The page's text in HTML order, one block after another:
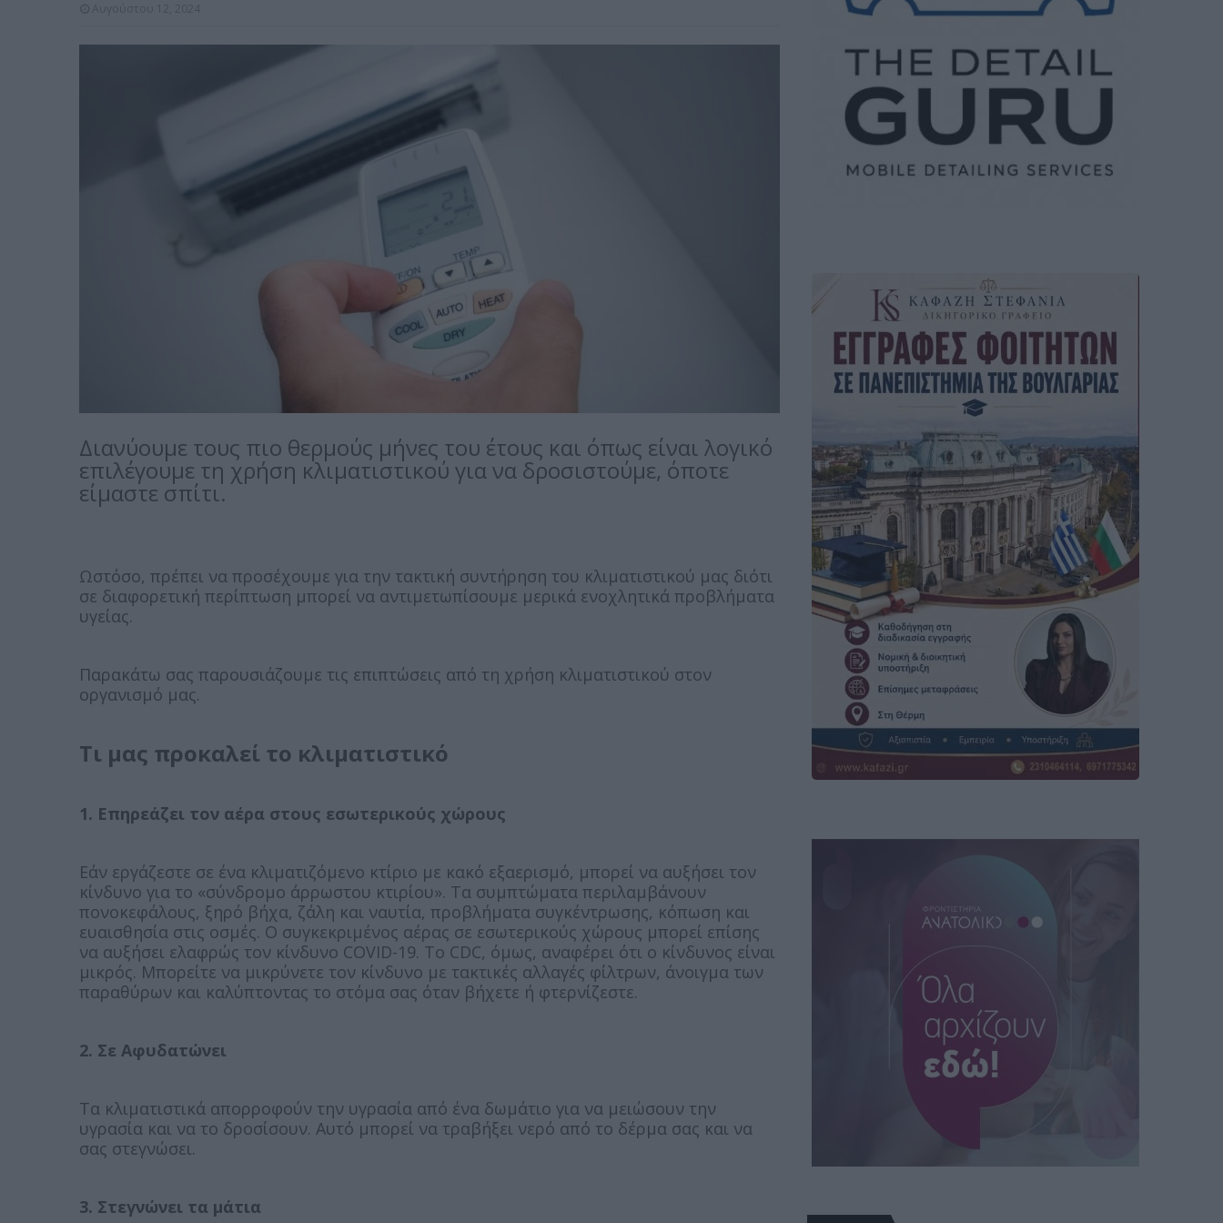
Διανύουμε τους πιο θερμούς μήνες του έτους και όπως είναι λογικό
επιλέγουμε τη χρήση κλιματιστικού για να δροσιστούμε, όποτε
είμαστε σπίτι.
Ωστόσο, πρέπει να προσέχουμε για την τακτική συντήρηση του κλιματιστικού μας διότι
σε διαφορετική περίπτωση μπορεί να αντιμετωπίσουμε μερικά ενοχλητικά προβλήματα
υγείας.
Παρακάτω σας παρουσιάζουμε τις επιπτώσεις από τη χρήση κλιματιστικού στον
οργανισμό μας.
Τι μας προκαλεί το κλιματιστικό
1. Επηρεάζει τον αέρα στους εσωτερικούς χώρους
Εάν εργάζεστε σε ένα κλιματιζόμενο κτίριο με κακό εξαερισμό, μπορεί να αυξήσει τον
κίνδυνο για το «σύνδρομο άρρωστου κτιρίου». Τα συμπτώματα περιλαμβάνουν
πονοκεφάλους, ξηρό βήχα, ζάλη και ναυτία, προβλήματα συγκέντρωσης, κόπωση και
ευαισθησία στις οσμές. Ο συγκεκριμένος αέρας σε εσωτερικούς χώρους μπορεί επίσης
να αυξήσει ελαφρώς τον κίνδυνο COVID-19. Το CDC, όμως, αναφέρει ότι ο κίνδυνος είναι
μικρός. Μπορείτε να μικρύνετε τον κίνδυνο με τακτικές αλλαγές φίλτρων, άνοιγμα των
παραθύρων και καλύπτοντας το στόμα σας όταν βήχετε ή φτερνίζεστε.
2. Σε Αφυδατώνει
Τα κλιματιστικά απορροφούν την υγρασία από ένα δωμάτιο για να μειώσουν την
υγρασία και να το δροσίσουν. Αυτό μπορεί να τραβήξει νερό από το δέρμα σας και να
σας στεγνώσει.
3. Στεγνώνει τα μάτια